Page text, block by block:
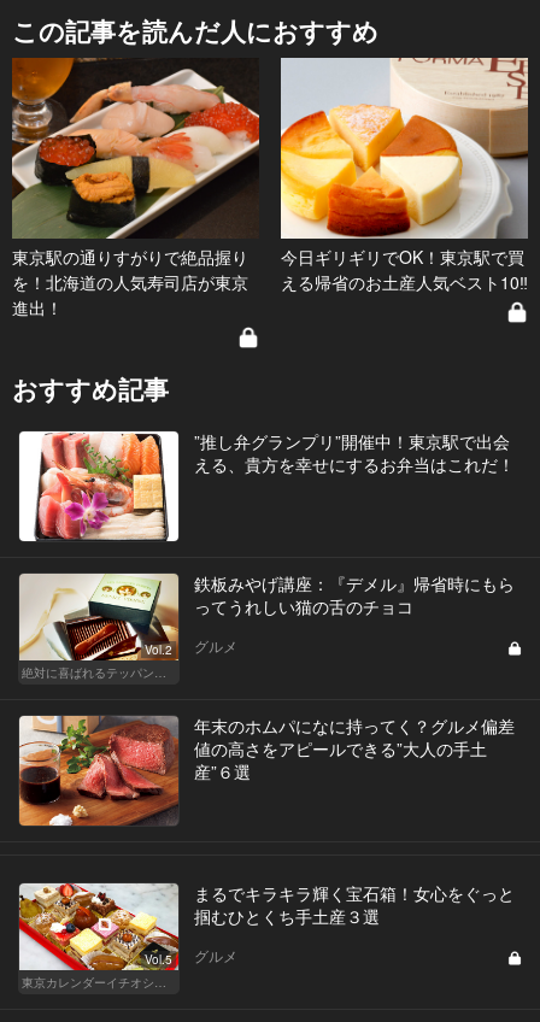
この記事を読んだ人におすすめ
東京駅の通りすがりで絶品握り
を！北海道の人気寿司店が東京
進出！
今日ギリギリでOK！東京駅で買
える帰省のお土産人気ベスト10‼
おすすめ記事
”推し弁グランプリ”開催中！東京駅で出会
える、貴方を幸せにするお弁当はこれだ！
Vol.2
絶対に喜ばれるテッパン手土産
鉄板みやげ講座：『デメル』帰省時にもら
ってうれしい猫の舌のチョコ
グルメ
年末のホムパになに持ってく？グルメ偏差
値の高さをアピールできる”大人の手土
産”６選
Vol.5
東京カレンダーイチオシ！絶対外さない手土産
まるでキラキラ輝く宝石箱！女心をぐっと
掴むひとくち手土産３選
グルメ